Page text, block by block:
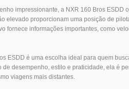
impressionante, a NXR 160 Bros ESDD
elevado proporcionam uma posição de
fornece informações importantes, como
ESDD é uma escolha ideal para quem
de desempenho, estilo e praticidade, ela é
viagens mais distantes.